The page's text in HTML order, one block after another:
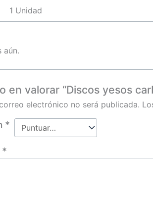
1 Unidad
aún.
en valorar “Discos yesos
electrónico no será publicada.
*
*